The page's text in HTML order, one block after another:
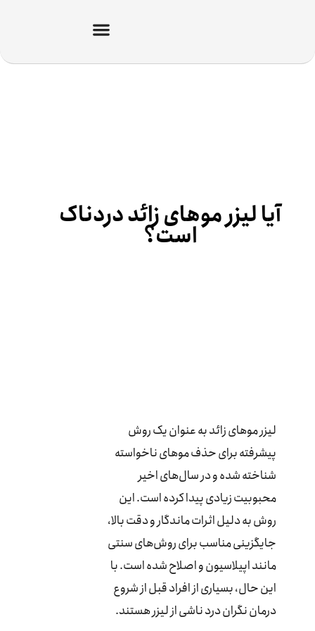
آیا لیزر موهای زائد دردناک
است؟
لیزر موهای زائد به عنوان یک روش
پیشرفته برای حذف موهای ناخواسته
شناخته شده و در سال‌های اخیر
محبوبیت زیادی پیدا کرده است. این
روش به دلیل اثرات ماندگار و دقت بالا،
جایگزینی مناسب برای روش‌های سنتی
مانند اپیلاسیون و اصلاح شده است. با
این حال، بسیاری از افراد قبل از شروع
درمان نگران درد ناشی از لیزر هستند.